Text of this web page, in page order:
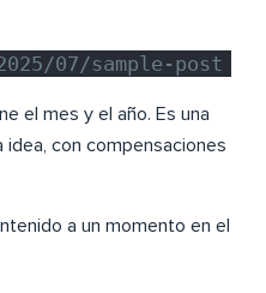
07/sample-post
el mes y el año. Es una
idea, con compensaciones
a un momento en el